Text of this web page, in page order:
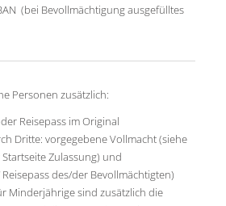
(bei Bevollmächtigung ausgefülltes
Personen zusätzlich:
Reisepass im Original
Dritte: vorgegebene Vollmacht (siehe
Zulassung) und
des/der Bevollmächtigten)
Minderjährige sind zusätzlich die